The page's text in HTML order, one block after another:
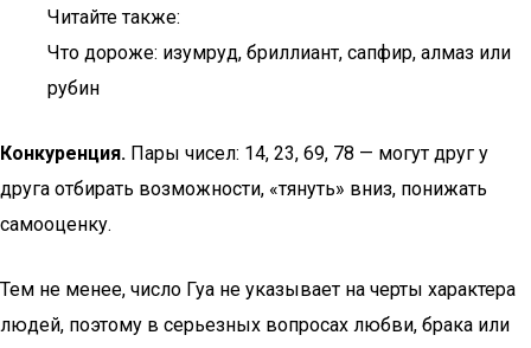
Читайте также:
Что дороже: изумруд, бриллиант, сапфир, алмаз или
рубин
Конкуренция. Пары чисел: 14, 23, 69, 78 — могут друг у
друга отбирать возможности, «тянуть» вниз, понижать
самооценку.
Тем не менее, число Гуа не указывает на черты характера
людей, поэтому в серьезных вопросах любви, брака или